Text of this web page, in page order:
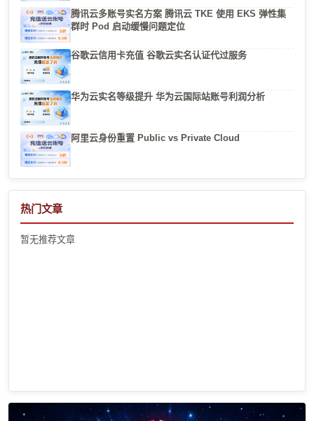
腾讯云多账号实名方案 腾讯云 TKE 使用 EKS 弹性集
群时 Pod 启动缓慢问题定位
谷歌云信用卡充值 谷歌云实名认证代过服务
华为云实名等级提升 华为云国际站账号利润分析
阿里云身份重置 Public vs Private Cloud
热门文章
暂无推荐文章